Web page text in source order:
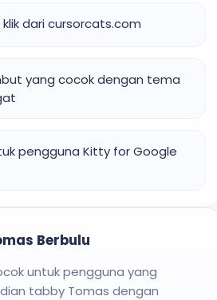
dari cursorcats.com
yang cocok dengan tema
pengguna Kitty for Google
Berbulu
untuk pengguna yang
tabby Tomas dengan